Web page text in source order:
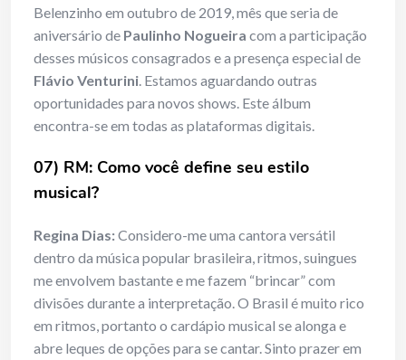
Belenzinho em outubro de 2019, mês que seria de
aniversário de Paulinho Nogueira com a participação
desses músicos consagrados e a presença especial de
Flávio Venturini. Estamos aguardando outras
oportunidades para novos shows. Este álbum
encontra-se em todas as plataformas digitais.
07) RM: Como você define seu estilo
musical?
Regina Dias:Considero-me uma cantora versátil
dentro da música popular brasileira, ritmos, suingues
me envolvem bastante e me fazem “brincar” com
divisões durante a interpretação. O Brasil é muito rico
em ritmos, portanto o cardápio musical se alonga e
abre leques de opções para se cantar. Sinto prazer em